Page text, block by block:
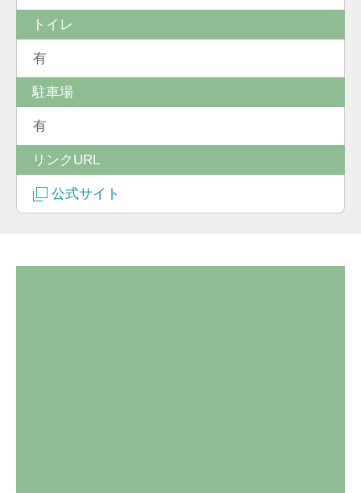
トイレ
有
駐車場
有
リンクURL
公式サイト